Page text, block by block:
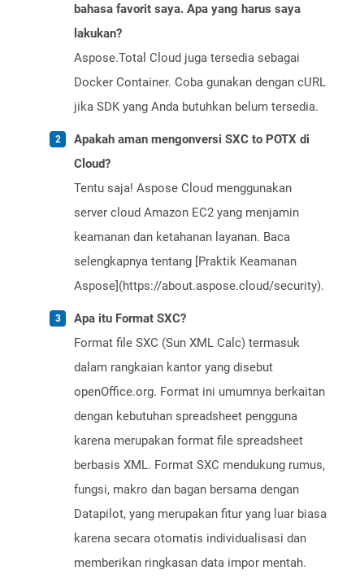
bahasa favorit saya. Apa yang harus saya
lakukan?
Aspose.Total Cloud juga tersedia sebagai
Docker Container. Coba gunakan dengan cURL
jika SDK yang Anda butuhkan belum tersedia.
Apakah aman mengonversi SXC to POTX di
Cloud?
Tentu saja! Aspose Cloud menggunakan
server cloud Amazon EC2 yang menjamin
keamanan dan ketahanan layanan. Baca
selengkapnya tentang [Praktik Keamanan
Aspose](https://about.aspose.cloud/security).
Apa itu Format SXC?
Format file SXC (Sun XML Calc) termasuk
dalam rangkaian kantor yang disebut
openOffice.org. Format ini umumnya berkaitan
dengan kebutuhan spreadsheet pengguna
karena merupakan format file spreadsheet
berbasis XML. Format SXC mendukung rumus,
fungsi, makro dan bagan bersama dengan
Datapilot, yang merupakan fitur yang luar biasa
karena secara otomatis individualisasi dan
memberikan ringkasan data impor mentah.